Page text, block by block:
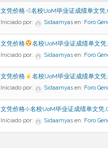
文凭价格◁名校UoM毕业证成绩单文凭
Iniciado por: Sidaamyas en: Foro
文凭价格 名校UoM毕业证成绩单文凭
Iniciado por: Sidaamyas en: Foro
文凭价格 名校UoM毕业证成绩单文凭
Iniciado por: Sidaamyas en: Foro
文凭价格⊹名校UoM毕业证成绩单文凭
Iniciado por: Sidaamyas en: Foro